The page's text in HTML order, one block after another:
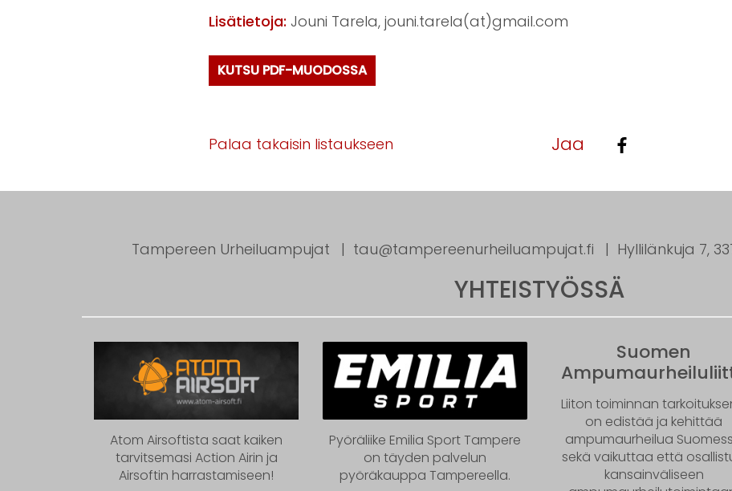
Lisätietoja: Jouni Tarela, jouni.tarela(at)gmail.com
KUTSU PDF-MUODOSSA
Palaa takaisin listaukseen Jaa
Tampereen Urheiluampujat tau@tampereenurheiluampujat.fi Hyllilänkuja 7,
YHTEISTYÖSSÄ
Atom Airsoftista saat kaiken
tarvitsemasi Action Airin ja
Airsoftin harrastamiseen!
Pyöräliike Emilia Sport Tampere
on täyden palvelun
pyöräkauppa Tampereella.
Suomen
Liiton toiminnan
on edistää ja kehittää
ampumaurheilua
sekä vaikuttaa että
kansainväliseen